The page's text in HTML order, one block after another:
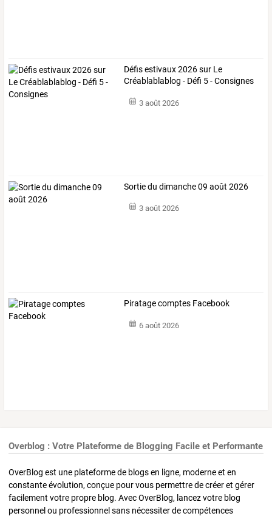
Défis estivaux 2026 sur Le
Créablablablog - Défi 5 - Consignes
3 août 2026
Sortie du dimanche 09 août 2026
3 août 2026
Piratage comptes Facebook
6 août 2026
Overblog : Votre Plateforme de Blogging Facile et Performante
OverBlog est une plateforme de blogs en ligne, moderne et en
constante évolution, conçue pour vous permettre de créer et gérer
facilement votre propre blog. Avec OverBlog, lancez votre blog
personnel ou professionnel sans nécessiter de compétences